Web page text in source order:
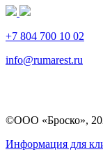
+7 804 700 10 02
info@rumarest.ru
©ООО «Броско»,
Информация для